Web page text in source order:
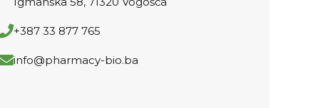
+387 33 877 765
info@pharmacy-bio.ba